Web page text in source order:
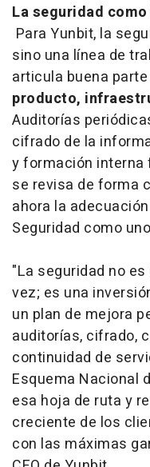
La seguridad
Para Yunbit, la
sino una línea de
articula buena
producto,
Auditorías
cifrado de la
y formación interna
se revisa de forma
ahora la
Seguridad como
"La seguridad no
vez; es una
un plan de mejora
auditorías, cifrado,
continuidad de
Esquema Nacional
esa hoja de ruta y
creciente de los
con las máximas